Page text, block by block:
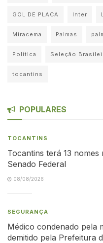
GOL DE PLACA Inter
Miracema Palmas
Política Seleção
tocantins
POPULARES
TOCANTINS
Tocantins terá 13
Senado Federal
08/08/2026
SEGURANÇA
Médico condenado pela
demitido pela Prefeitura